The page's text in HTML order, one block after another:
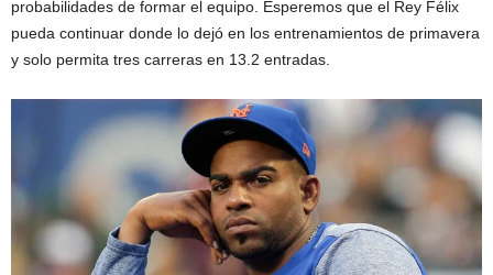
probabilidades de formar el equipo. Esperemos que el Rey Félix
pueda continuar donde lo dejó en los entrenamientos de primavera
y solo permita tres carreras en 13.2 entradas.